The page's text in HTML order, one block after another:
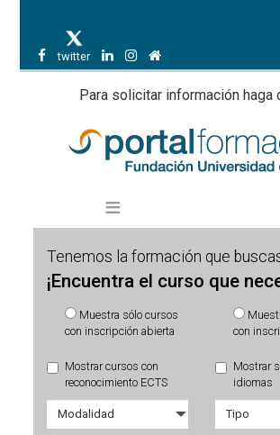
twitter
Para solicitar información haga
Tenemos la formación que
¡Encuentra el curso que
Muestra sólo cursos
con inscripción abierta
con
Mostrar cursos con
reconocimiento ECTS
Mostrar
idiomas